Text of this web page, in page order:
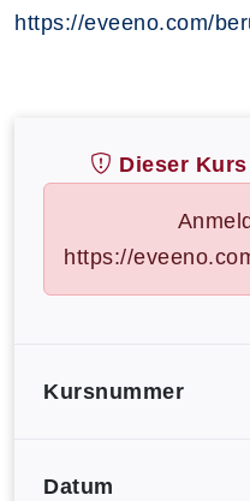
https://eveeno.com/
Dieser
https://
Kursnummer
Datum